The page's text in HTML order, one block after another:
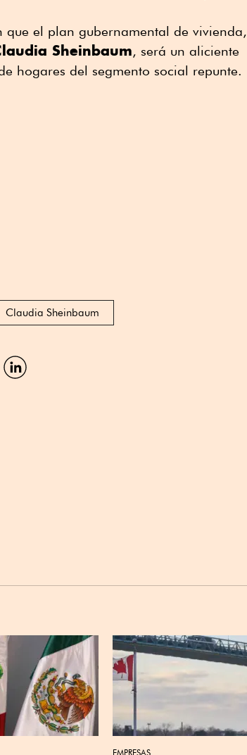
que el plan gubernamental de vivienda,
Sheinbaum, será un aliciente
hogares del segmento social repunte.
Claudia Sheinbaum
Compartir
EMPRESAS